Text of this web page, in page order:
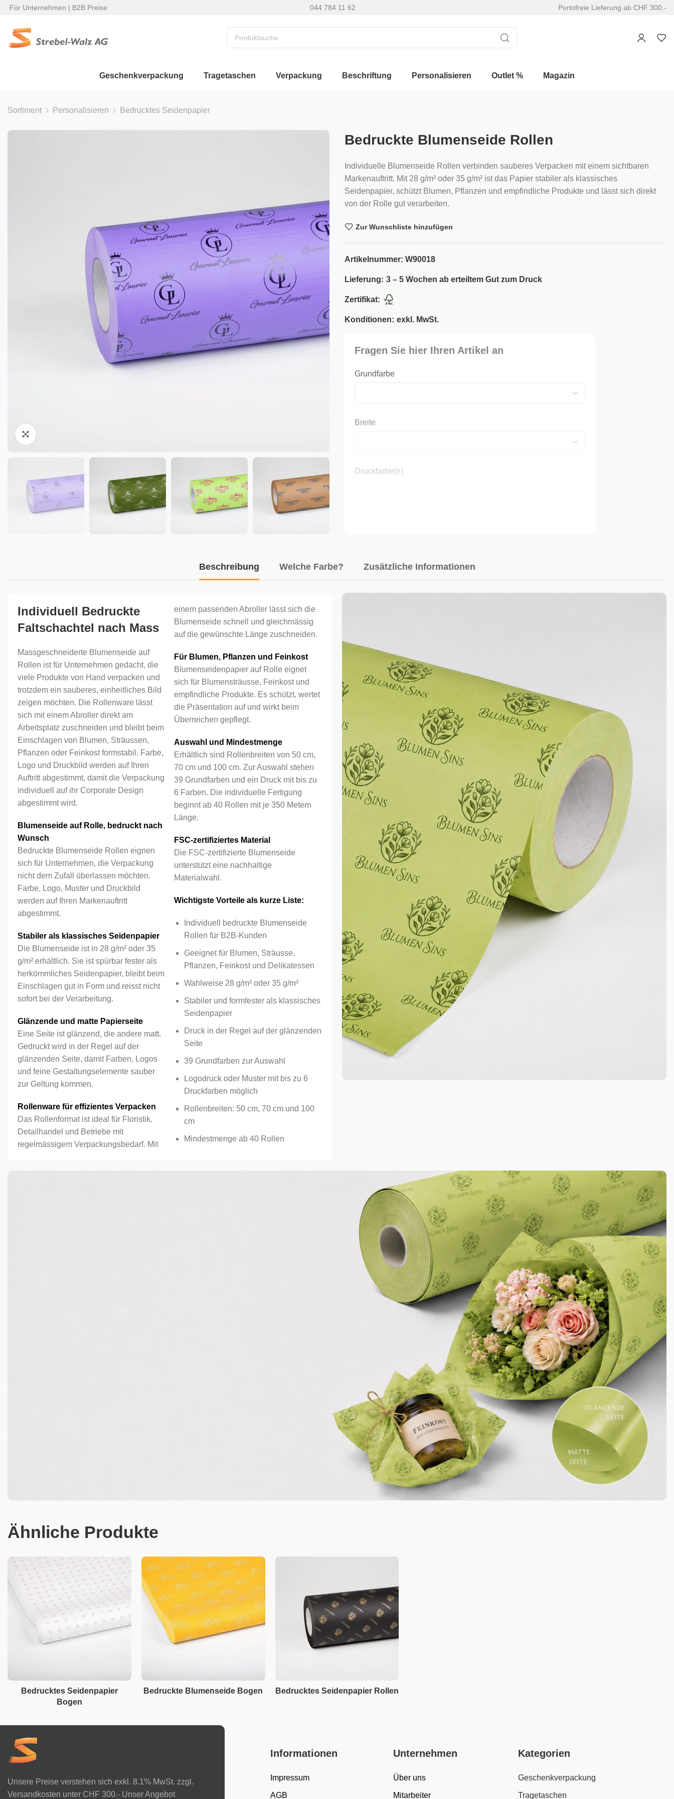
Für Unternehmen | B2B Preise 044 784 11 62 Portofreie Lieferung ab CHF 300.-
Geschenkverpackung Tragetaschen Verpackung Beschriftung Personalisieren Outlet % Magazin
Sortiment Personalisieren Bedrucktes Seidenpapier
Bedruckte Blumenseide Rollen
Individuelle Blumenseide Rollen verbinden sauberes Verpacken mit einem sichtbaren
Markenauftritt. Mit 28 g/m² oder 35 g/m² ist das Papier stabiler als klassisches
Seidenpapier, schützt Blumen, Pflanzen und empfindliche Produkte und lässt sich direkt
von der Rolle gut verarbeiten.
Zur Wunschliste hinzufügen
Artikelnummer: W90018
Lieferung: 3 – 5 Wochen ab erteiltem Gut zum Druck
Zertifikat:
Konditionen: exkl. MwSt.
Fragen Sie hier Ihren Artikel an
Grundfarbe
Breite
Druckfarbe(n)
Seiten
Bemerkungen
Ihr Logo
Bestehender Kunde Neuer Kunde
Passwort
Angemeldet bleiben
Beschreibung Welche Farbe? Zusätzliche Informationen
Individuell Bedruckte
Faltschachtel nach Mass
Massgeschneiderte Blumenseide auf
Rollen ist für Unternehmen gedacht, die
viele Produkte von Hand verpacken und
trotzdem ein sauberes, einheitliches Bild
zeigen möchten. Die Rollenware lässt
sich mit einem Abroller direkt am
Arbeitsplatz zuschneiden und bleibt beim
Einschlagen von Blumen, Sträussen,
Pflanzen oder Feinkost formstabil. Farbe,
Logo und Druckbild werden auf Ihren
Auftritt abgestimmt, damit die Verpackung
individuell auf ihr Corporate Design
abgestimmt wird.
Blumenseide auf Rolle, bedruckt nach
Wunsch
Bedruckte Blumenseide Rollen eignen
sich für Unternehmen, die Verpackung
nicht dem Zufall überlassen möchten.
Farbe, Logo, Muster und Druckbild
werden auf Ihren Markenauftritt
abgestimmt.
Stabiler als klassisches Seidenpapier
Die Blumenseide ist in 28 g/m² oder 35
g/m² erhältlich. Sie ist spürbar fester als
herkömmliches Seidenpapier, bleibt beim
Einschlagen gut in Form und reisst nicht
sofort bei der Verarbeitung.
Glänzende und matte Papierseite
Eine Seite ist glänzend, die andere matt.
Gedruckt wird in der Regel auf der
glänzenden Seite, damit Farben, Logos
und feine Gestaltungselemente sauber
zur Geltung kommen.
Rollenware für effizientes Verpacken
Das Rollenformat ist ideal für Floristik,
Detailhandel und Betriebe mit
regelmässigem Verpackungsbedarf. Mit
einem passenden Abroller lässt sich die
Blumenseide schnell und gleichmässig
auf die gewünschte Länge zuschneiden.
Für Blumen, Pflanzen und Feinkost
Blumenseidenpapier auf Rolle eignet
sich für Blumensträusse, Feinkost und
empfindliche Produkte. Es schützt, wertet
die Präsentation auf und wirkt beim
Überreichen gepflegt.
Auswahl und Mindestmenge
Erhältlich sind Rollenbreiten von 50 cm,
70 cm und 100 cm. Zur Auswahl stehen
39 Grundfarben und ein Druck mit bis zu
6 Farben. Die individuelle Fertigung
beginnt ab 40 Rollen mit je 350 Metern
Länge.
FSC-zertifiziertes Material
Die FSC-zertifizierte Blumenseide
unterstützt eine nachhaltige
Materialwahl.
Wichtigste Vorteile als kurze Liste:
Individuell bedruckte Blumenseide
Rollen für B2B-Kunden
Geeignet für Blumen, Sträusse,
Pflanzen, Feinkost und Delikatessen
Wahlweise 28 g/m² oder 35 g/m²
Stabiler und formfester als klassisches
Seidenpapier
Druck in der Regel auf der glänzenden
Seite
39 Grundfarben zur Auswahl
Logodruck oder Muster mit bis zu 6
Druckfarben möglich
Rollenbreiten: 50 cm, 70 cm und 100
cm
Mindestmenge ab 40 Rollen
Ähnliche Produkte
Bedrucktes Seidenpapier
Bogen
Bedruckte Blumenseide Bogen Bedrucktes Seidenpapier Rollen
Unsere Preise verstehen sich exkl. 8.1% MwSt. zzgl.
Versandkosten unter CHF 300.- Unser Angebot
Informationen
Impressum
AGB
Unternehmen
Über uns
Mitarbeiter
Kategorien
Geschenkverpackung
Tragetaschen